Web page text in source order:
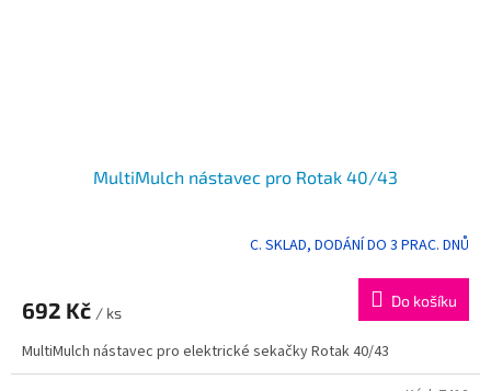
MultiMulch nástavec pro Rotak 40/43
C. SKLAD, DODÁNÍ DO 3 PRAC. DNŮ
692 Kč / ks
Do košíku
MultiMulch nástavec pro elektrické sekačky Rotak 40/43